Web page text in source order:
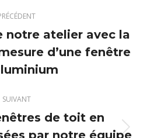
Article
précédent
notre atelier avec la
d’une fenêtre
SUIVANT
Article
de toit en
par notre équipe